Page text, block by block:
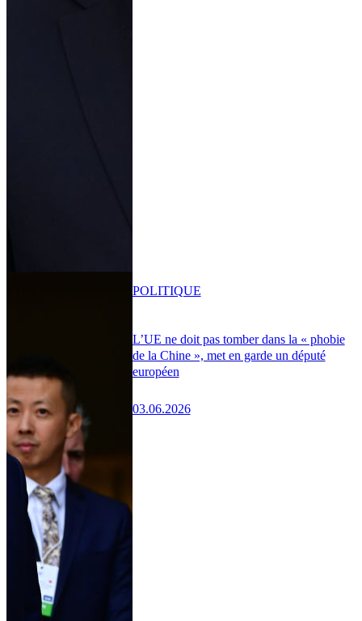
L’UE ne doit pas tomber dans la « phobie
de la Chine », met en garde un député
européen
03.06.2026
POLITIQUE